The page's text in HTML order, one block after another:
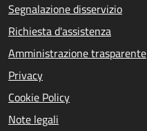
Segnalazione disservizio
Richiesta d'assistenza
Amministrazione trasparente
Privacy
Cookie Policy
Note legali